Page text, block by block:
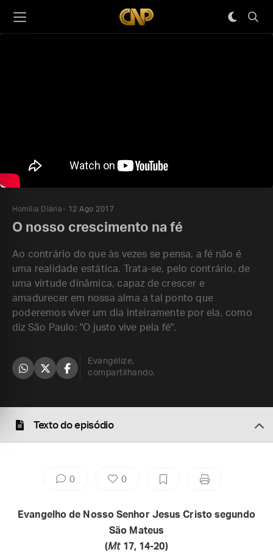
Homilia Diária 12 Ago 2017
O nosso crescimento na fé
Ao contrário do que às vezes se pensa, a fé não é
uma realidade estática. Trata-se, pelo contrário, de
uma virtude dinâmica, capaz de crescer e
amadurecer em nossa alma a tal ponto que
poderemos viver um dia inteiramente por ela, como
diz São Paulo: "O justo vive pela fé".
Evangelize,
compartilhando.
Texto do episódio
0 0
Evangelho de Nosso Senhor Jesus Cristo segundo
São Mateus
(Mt17, 14-20)